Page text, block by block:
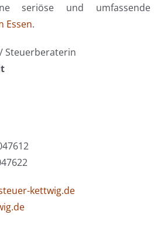
seriöse und umfassende
Essen.
Steuerberaterin
kettwig.de